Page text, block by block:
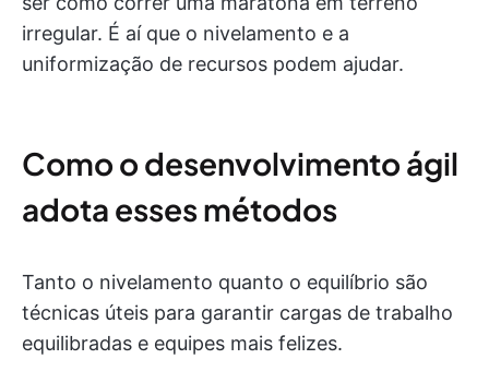
irregular. É aí que o nivelamento e a
uniformização de recursos podem ajudar.
Como o desenvolvimento ágil
adota esses métodos
Tanto o nivelamento quanto o equilíbrio são
técnicas úteis para garantir cargas de trabalho
equilibradas e equipes mais felizes.